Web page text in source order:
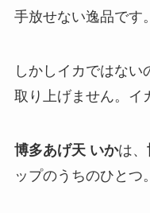
手放せない逸品です。
しかしイカではない
取り上げません。イ
博多あげ天 いかは、
ップのうちのひとつ。